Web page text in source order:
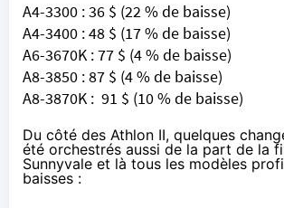
A4-3300 : 36 $ (22 % de baisse)
A4-3400 : 48 $ (17 % de baisse)
A6-3670K : 77 $ (4 % de baisse)
A8-3850 : 87 $ (4 % de baisse)
A8-3870K : 91 $ (10 % de baisse)
Du côté des Athlon II, quelques
été orchestrés aussi de la part de la
Sunnyvale et là tous les modèles
baisses :